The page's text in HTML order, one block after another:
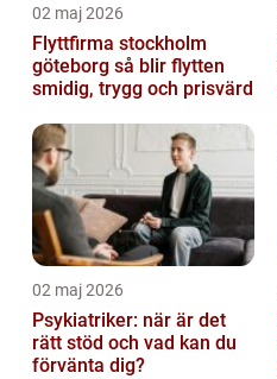
02 maj 2026
Flyttfirma stockholm
göteborg så blir flytten
smidig, trygg och prisvärd
02 maj 2026
Psykiatriker: när är det
rätt stöd och vad kan du
förvänta dig?